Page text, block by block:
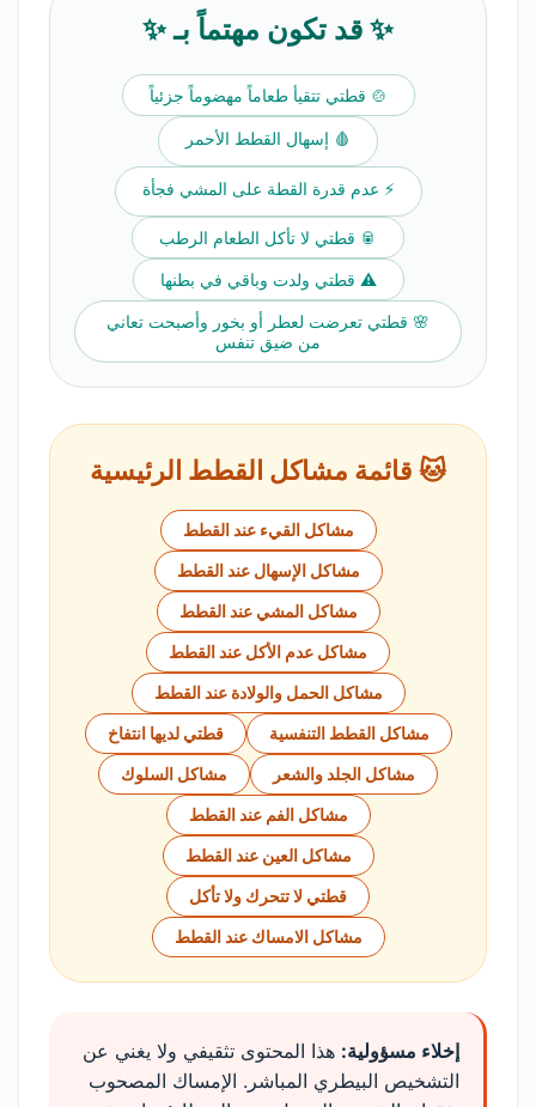
✨ قد تكون مهتماً بـ ✨
🍲 قطتي تتقيأ طعاماً مهضوماً جزئياً
🩸 إسهال القطط الأحمر
⚡ عدم قدرة القطة على المشي فجأة
🥫 قطتي لا تأكل الطعام الرطب
⚠️ قطتي ولدت وباقي في بطنها
🌸 قطتي تعرضت لعطر أو بخور وأصبحت تعاني
من ضيق تنفس
🐱 قائمة مشاكل القطط الرئيسية
مشاكل القيء عند القطط
مشاكل الإسهال عند القطط
مشاكل المشي عند القطط
مشاكل عدم الأكل عند القطط
مشاكل الحمل والولادة عند القطط
مشاكل القطط التنفسية قطتي لديها انتفاخ
مشاكل الجلد والشعر مشاكل السلوك
مشاكل الفم عند القطط
مشاكل العين عند القطط
قطتي لا تتحرك ولا تأكل
مشاكل الامساك عند القطط
إخلاء مسؤولية: هذا المحتوى تثقيفي ولا يغني عن
التشخيص البيطري المباشر. الإمساك المصحوب